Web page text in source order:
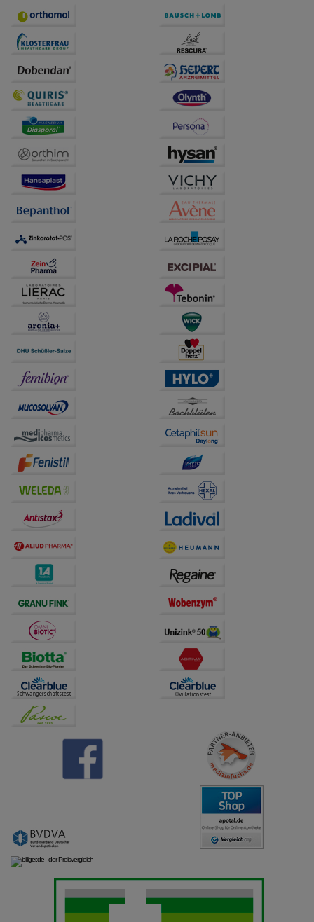
Statistik & Tracking:
Hierüber lassen sich
Informationen über die Art und Weise der Nutzung
unserer Website sammeln, mit deren Hilfe wir unsere
Website weiter für Sie optimieren können, den Inhalt
auf unserer Website aber auch die Werbung auf
Drittseiten möglichst relevant für Sie zu gestalten.
Bitte beachten Sie, dass Daten hierfür teilweise an
Dritte wie z.B. Google oder soziale Medien
übertragen werden.